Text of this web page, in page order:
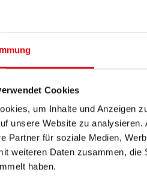
Cookies
um Inhalte und Anzeigen
unsere Website zu
Partner für soziale Medien,
weiteren Daten zusammen,
haben.